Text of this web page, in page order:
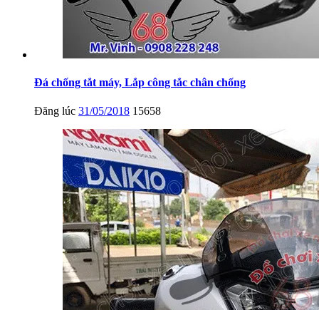
Đá chống tắt máy, Lắp công tắc chân chống
Đăng lúc 31/05/2018 15658